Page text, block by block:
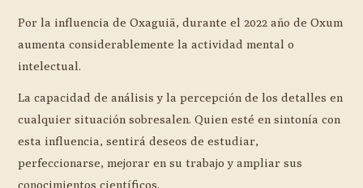
Por la influencia de Oxaguiã, durante el 2022 año de Oxum
aumenta considerablemente la actividad mental o
intelectual.
La capacidad de análisis y la percepción de los detalles en
cualquier situación sobresalen. Quien esté en sintonía con
esta influencia, sentirá deseos de estudiar,
perfeccionarse, mejorar en su trabajo y ampliar sus
conocimientos científicos.